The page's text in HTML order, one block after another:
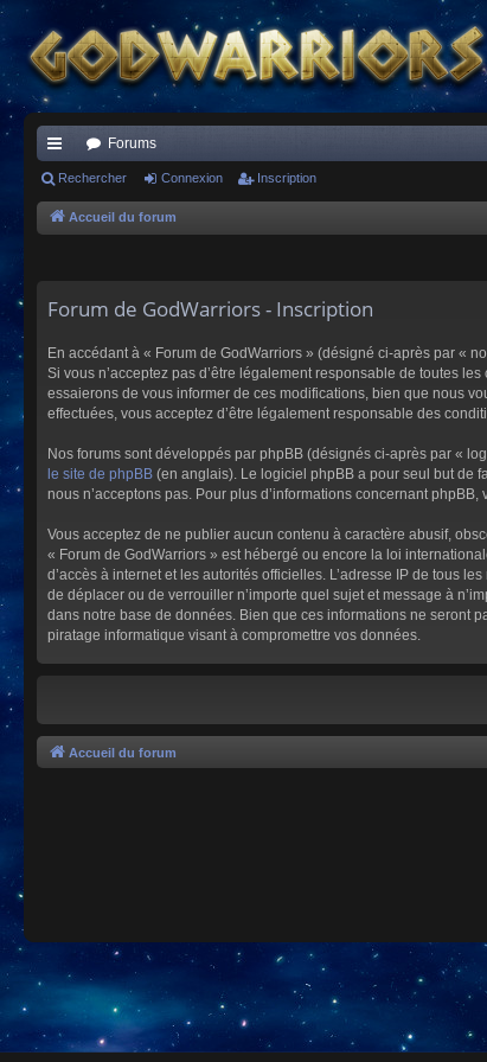
ac
co
s
Forums
Rechercher Connexion Inscription
Accueil du forum
Forum de GodWarriors - Inscription
En accédant à « Forum de GodWarriors » (désigné ci-après par «
Si vous n’acceptez pas d’être légalement responsable de toutes
essaierons de vous informer de ces modifications, bien que nous
effectuées, vous acceptez d’être légalement responsable des
Nos forums sont développés par phpBB (désignés ci-après par «
le site de phpBB (en anglais). Le logiciel phpBB a pour seul but de
nous n’acceptons pas. Pour plus d’informations concernant phpBB,
Vous acceptez de ne publier aucun contenu à caractère abusif,
« Forum de GodWarriors » est hébergé ou encore la loi
d’accès à internet et les autorités officielles. L’adresse IP de tous
de déplacer ou de verrouiller n’importe quel sujet et message à
dans notre base de données. Bien que ces informations ne seront
piratage informatique visant à compromettre vos données.
Accueil du forum